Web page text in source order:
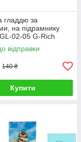
гладдю за
на підрамнику
02-05 G-Rich
відправки
140 ₴
Купити